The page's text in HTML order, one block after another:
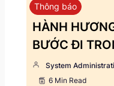
Thông báo
HÀNH
BƯỚC ĐI
System
6 Min Read